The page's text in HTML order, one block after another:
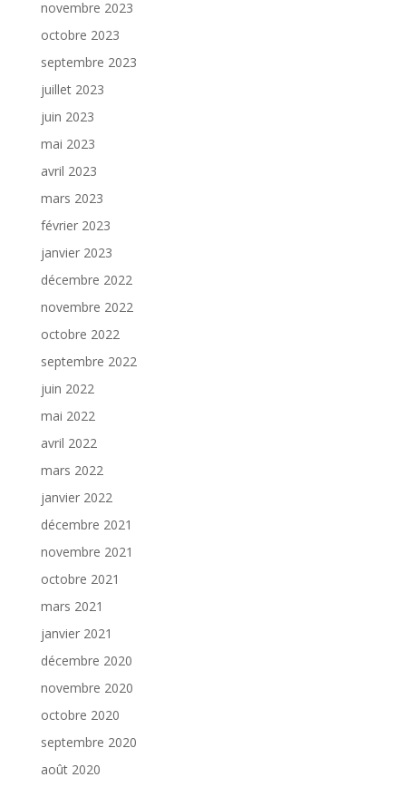
novembre 2023
octobre 2023
septembre 2023
juillet 2023
juin 2023
mai 2023
avril 2023
mars 2023
février 2023
janvier 2023
décembre 2022
novembre 2022
octobre 2022
septembre 2022
juin 2022
mai 2022
avril 2022
mars 2022
janvier 2022
décembre 2021
novembre 2021
octobre 2021
mars 2021
janvier 2021
décembre 2020
novembre 2020
octobre 2020
septembre 2020
août 2020